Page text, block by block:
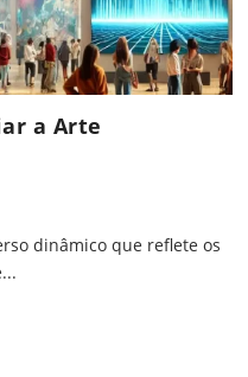
a Arte
dinâmico que reflete os